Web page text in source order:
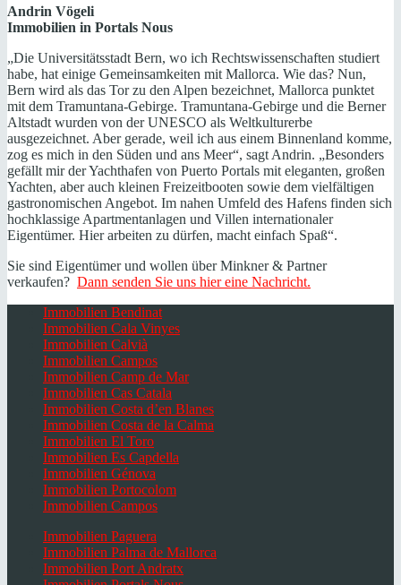
Andrin Vögeli
Immobilien in Portals Nous
„Die Universitätsstadt Bern, wo ich Rechtswissenschaften studiert
habe, hat einige Gemeinsamkeiten mit Mallorca. Wie das? Nun,
Bern wird als das Tor zu den Alpen bezeichnet, Mallorca punktet
mit dem Tramuntana-Gebirge. Tramuntana-Gebirge und die Berner
Altstadt wurden von der UNESCO als Weltkulturerbe
ausgezeichnet. Aber gerade, weil ich aus einem Binnenland komme,
zog es mich in den Süden und ans Meer“, sagt Andrin. „Besonders
gefällt mir der Yachthafen von Puerto Portals mit eleganten, großen
Yachten, aber auch kleinen Freizeitbooten sowie dem vielfältigen
gastronomischen Angebot. Im nahen Umfeld des Hafens finden sich
hochklassige Apartmentanlagen und Villen internationaler
Eigentümer. Hier arbeiten zu dürfen, macht einfach Spaß“.
Sie sind Eigentümer und wollen über Minkner & Partner
verkaufen? Dann senden Sie uns hier eine Nachricht.
Immobilien Bendinat
Immobilien Cala Vinyes
Immobilien Calvià
Immobilien Campos
Immobilien Camp de Mar
Immobilien Cas Catala
Immobilien Costa d’en Blanes
Immobilien Costa de la Calma
Immobilien El Toro
Immobilien Es Capdella
Immobilien Génova
Immobilien Portocolom
Immobilien Campos
Immobilien Paguera
Immobilien Palma de Mallorca
Immobilien Port Andratx